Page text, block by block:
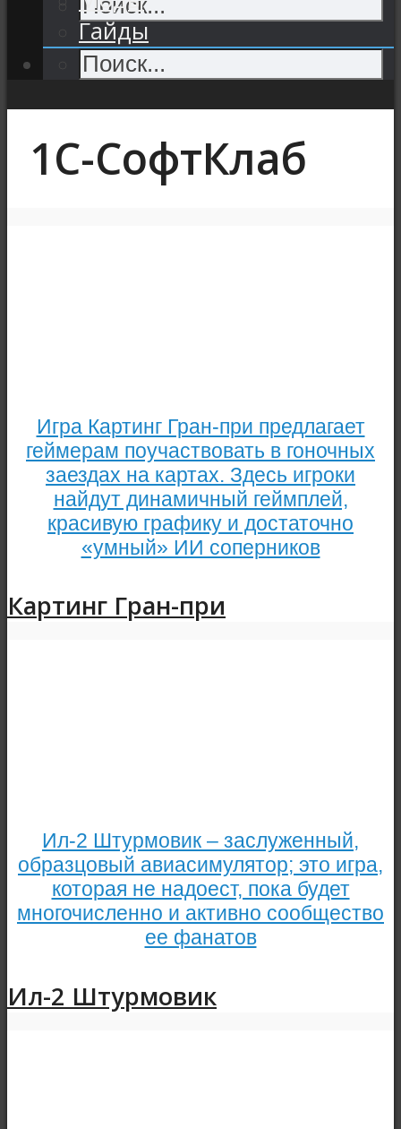
Гайды
1С-СофтКлаб
Игра Картинг Гран-при предлагает
геймерам поучаствовать в гоночных
заездах на картах. Здесь игроки
найдут динамичный геймплей,
красивую графику и достаточно
«умный» ИИ соперников
Картинг Гран-при
Ил-2 Штурмовик – заслуженный,
образцовый авиасимулятор; это игра,
которая не надоест, пока будет
многочисленно и активно сообщество
ее фанатов
Ил-2 Штурмовик